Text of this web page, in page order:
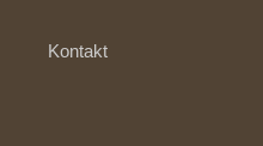
Kontakt